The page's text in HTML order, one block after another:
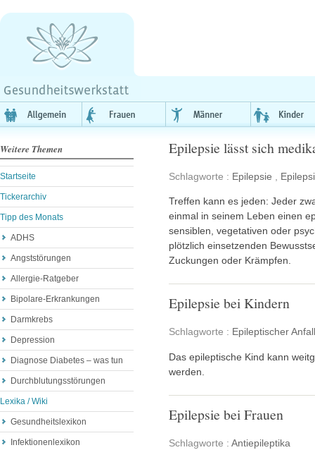
Weitere Themen
Startseite
Tickerarchiv
Tipp des Monats
ADHS
Angststörungen
Allergie-Ratgeber
Bipolare-Erkrankungen
Darmkrebs
Depression
Diagnose Diabetes – was tun
Durchblutungsstörungen
Lexika / Wiki
Gesundheitslexikon
Infektionenlexikon
Epilepsie lässt sich
Schlagworte : Epilepsie
Treffen kann es jeden: Jeder
einmal in seinem Leben einen
sensiblen, vegetativen oder
plötzlich einsetzenden
Zuckungen oder Krämpfen.
Epilepsie bei Kindern
Schlagworte : Epileptischer Anfall
Das epileptische Kind kann
werden.
Epilepsie bei Frauen
Schlagworte : Antiepileptika